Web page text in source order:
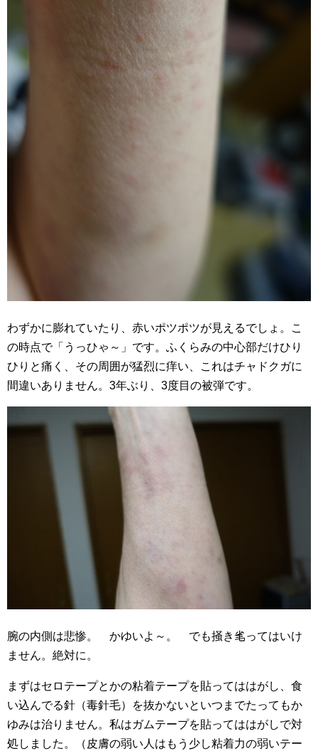
わずかに膨れていたり、赤いポツポツが見えるでしょ。こ
の時点で「うっひゃ～」です。ふくらみの中心部だけひり
ひりと痛く、その周囲が猛烈に痒い、これはチャドクガに
間違いありません。3年ぶり、3度目の被弾です。
腕の内側は悲惨。 かゆいよ～。 でも掻き毟ってはいけ
ません。絶対に。
まずはセロテープとかの粘着テープを貼ってははがし、食
い込んでる針（毒針毛）を抜かないといつまでたってもか
ゆみは治りません。私はガムテープを貼ってははがしで対
処しました。（皮膚の弱い人はもう少し粘着力の弱いテー